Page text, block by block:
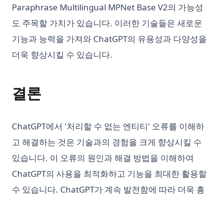
Paraphrase Multilingual MPNet Base V2의 가능성
도 주목할 가치가 있습니다. 이러한 기술들은 새로운
기능과 능력을 가져와 ChatGPT의 유용성과 다양성을
더욱 향상시킬 수 있습니다.
결론
ChatGPT에서 '처리할 수 없는 엔티티' 오류를 이해하
고 해결하는 것은 기술과의 경험을 크게 향상시킬 수
있습니다. 이 오류의 원인과 해결 방법을 이해하여
ChatGPT의 사용을 최적화하고 기능을 최대한 활용할
수 있습니다. ChatGPT가 계속 발전함에 따라 더욱 흥